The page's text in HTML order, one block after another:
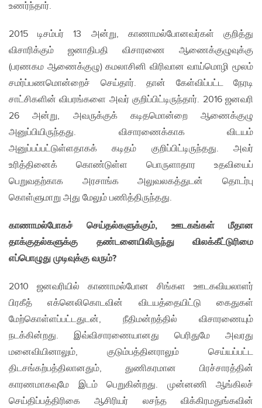
உணர்ந்தார்.
2015 டிசம்பர் 13 அன்று, காணாமல்போனவர்கள் குறித்து
விசாரிக்கும் ஜனாதிபதி விசாரணை ஆணைக்குழுவுக்கு
(பரணகம ஆணைக்குழு) கமலாசினி விரிவான வாய்மொழி மூலம்
சமர்ப்பணமொன்றைச் செய்தார். தான் கேள்விப்பட்ட நேரடி
சாட்சிகளின் விபரங்களை அவர் குறிப்பிட்டிருந்தார். 2016 ஜனவரி
26 அன்று, அவருக்குக் கடிதமொன்றை ஆணைக்குழு
அனுப்பியிருந்தது. விசாரணைக்காக விடயம்
அனுப்பப்பட்டுள்ளதாகக் கடிதம் குறிப்பிட்டிருந்தது. அவர்
உரித்தினைக் கொண்டுள்ள பொருளாதார உதவியைப்
பெறுவதற்காக அரசாங்க அலுவலகத்துடன் தொடர்பு
கொள்ளுமாறு அது மேலும் பணித்திருந்தது.
காணாமல்போகச் செய்தல்களுக்கும், ஊடகங்கள் மீதான
தாக்குதல்களுக்கு தண்டனையிலிருந்து விலக்கீட்டுரிமை
எப்பொழுது முடிவுக்கு வரும்?
2010 ஜனவரியில் காணாமல்போன சிங்கள ஊடகவியலாளர்
பிரகீத் எக்னெலிகொடவின் விடயத்தையிட்டு கைதுகள்
மேற்கொள்ளப்பட்டதுடன், நீதிமன்றத்தில் விசாரணையும்
நடக்கின்றது. இவ்விசாரணையானது பெரிதுமே அவரது
மனைவியினாலும், குடும்பத்தினராலும் செய்யப்பட்ட
திடசங்கற்பத்திலானதும், துணிகரமான பிரச்சாரத்தின்
காரணமாகவுமே இடம் பெறுகின்றது. முன்னணி ஆங்கிலச்
செய்திப்பத்திரிகை ஆசிரியர் லசந்த விக்கிரமதுங்கவின்